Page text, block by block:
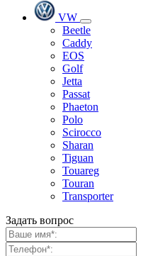
VW
Beetle
Caddy
EOS
Golf
Jetta
Passat
Phaeton
Polo
Scirocco
Sharan
Tiguan
Touareg
Touran
Transporter
Задать вопрос